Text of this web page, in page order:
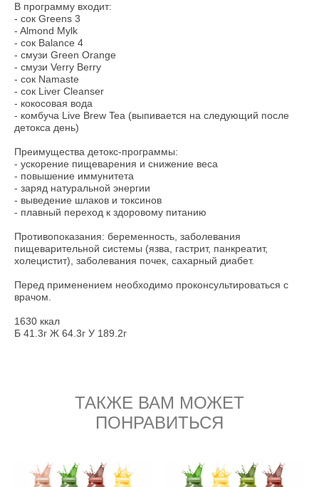
В программу входит:
- сок Greens 3
- Almond Mylk
- сок Balance 4
- смузи Green Orange
- смузи Verry Berry
- сок Namaste
- сок Liver Cleanser
- кокосовая вода
- комбуча Live Brew Tea (выпивается на следующий после
детокса день)
Преимущества детокс-программы:
- ускорение пищеварения и снижение веса
- повышение иммунитета
- заряд натуральной энергии
- выведение шлаков и токсинов
- плавный переход к здоровому питанию
Противопоказания: беременность, заболевания
пищеварительной системы (язва, гастрит, панкреатит,
холецистит), заболевания почек, сахарный диабет.
Перед применением необходимо проконсультироваться с
врачом.
1630 ккал
Б 41.3г Ж 64.3г У 189.2г
ТАКЖЕ ВАМ МОЖЕТ
ПОНРАВИТЬСЯ